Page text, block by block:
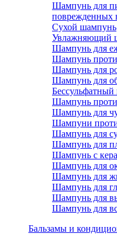
Шампунь для
поврежденных
Сухой шампунь
Увлажняющий
Шампунь для
Шампунь
Шампунь для
Шампунь для
Шампунь
Шампунь для
Шампуни
Шампунь для
Шампунь для
Шампунь с
Шампунь для
Шампунь для
Шампунь для
Шампунь для
Шампунь для
Бальзамы и